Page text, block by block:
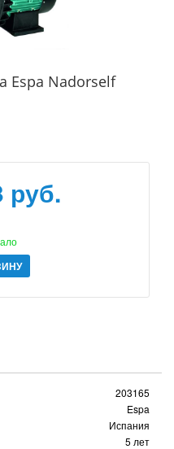
Espa Nadorself
руб.
203165
Espa
Испания
5 лет